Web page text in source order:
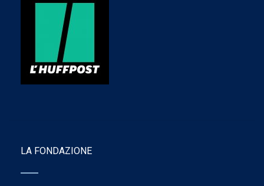
LA FONDAZIONE